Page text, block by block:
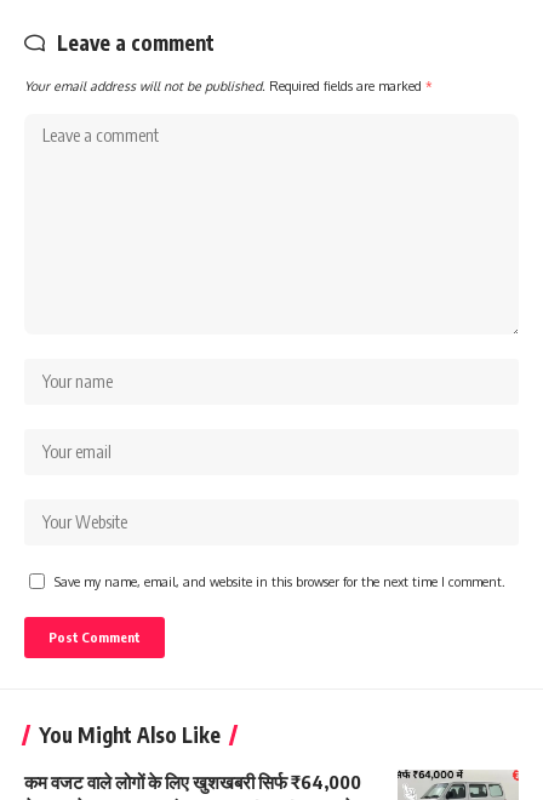
Leave a comment
Your email address will not be published. Required fields are marked *
Save my name, email, and website in this browser for the next time I comment.
You Might Also Like
कम वजट वाले लोगों के लिए खुशखबरी सिर्फ ₹64,000